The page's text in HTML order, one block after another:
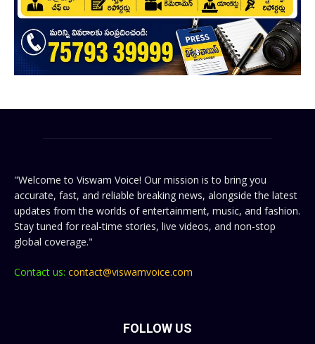
"Welcome to Viswam Voice! Our mission is to bring you
accurate, fast, and reliable breaking news, alongside the latest
updates from the worlds of entertainment, music, and fashion.
Stay tuned for real-time stories, live videos, and non-stop
global coverage."
Contact us: contact@viswamvoice.com
FOLLOW US